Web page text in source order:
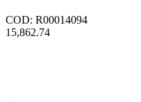
COD: R00014094
15,862.74